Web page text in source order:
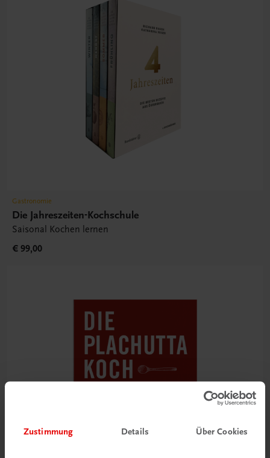
Zustimmung Details Über Cookies
Gastronomie
Die Jahreszeiten-Kochschule
Saisonal Kochen lernen
€ 99,00